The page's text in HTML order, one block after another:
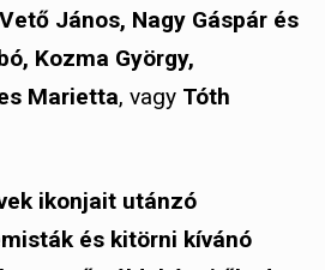
János, Nagy Gáspár és
Kozma György,
Marietta, vagy Tóth
ikonjait utánzó
és kitörni kívánó